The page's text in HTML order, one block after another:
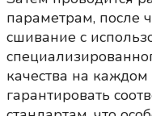
параметрам, после
сшивание с
качества на каждом
гарантировать